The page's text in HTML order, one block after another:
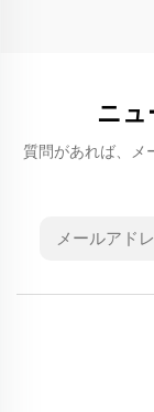
ニ
質問があれば、メ